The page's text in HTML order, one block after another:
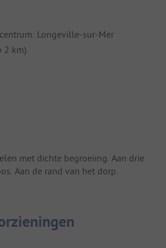
Longeville-sur-Mer
2 km)
met dichte begroeiing. Aan drie
Aan de rand van het dorp.